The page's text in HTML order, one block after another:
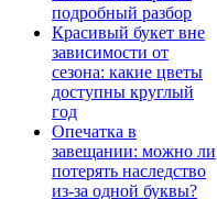
подробный разбор
Красивый букет вне
зависимости от
сезона: какие цветы
доступны круглый
год
Опечатка в
завещании: можно ли
потерять наследство
из-за одной буквы?